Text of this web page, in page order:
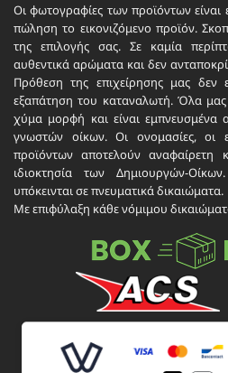
Οι φωτογραφίες των προϊόντων είναι
πώληση το εικονιζόμενο προϊόν.
της επιλογής σας. Σε καμία
αυθεντικά αρώματα και δεν
Πρόθεση της επιχείρησης μας
εξαπάτηση του καταναλωτή. Όλα μας
χύμα μορφή και είναι εμπνευσμένα
γνωστών οίκων. Οι ονομασίες, οι
προϊόντων αποτελούν αναφαίρετη
ιδιοκτησία των Δημιουργών-
υπόκεινται σε πνευματικά δικαιώματα.
Με επιφύλαξη κάθε νόμιμου